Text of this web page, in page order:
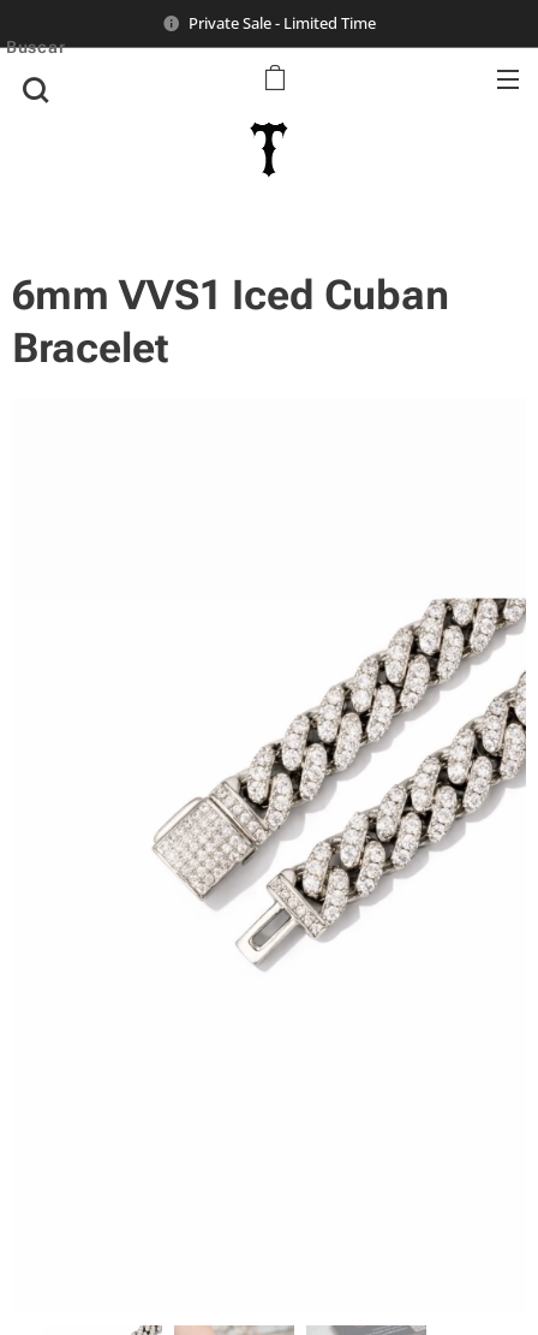
Private Sale - Limited Time
Buscar
6mm VVS1 Iced Cuban
Bracelet